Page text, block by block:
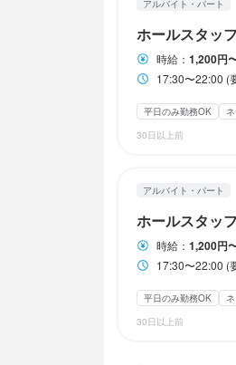
アルバイト・パート
ホールスタッ
時給： 1,200円
17:30〜22:00 (
平日のみ勤務OK
30日以上前
アルバイト・パート
ホールスタッ
時給： 1,200円
17:30〜22:00 (
平日のみ勤務OK
30日以上前
休日・休暇
・無料の美味しい賄
まかない・食事補助あり
特徴
学歴不問 未経験者歓迎
休日・休暇
・無料の美味しい賄
まかない・食事補助あり
特徴
学歴不問 未経験者歓迎
日曜定休 平日のみ勤務
待遇
まかない・食事補助あり
特徴
学歴不問 未経験者歓迎
個人経営(2店舗以内)